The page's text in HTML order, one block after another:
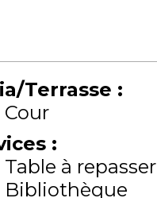
Terrasse :
Cour
:
Table à repasser
Bibliothèque